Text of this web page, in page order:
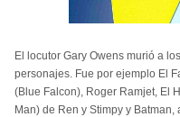
El locutor Gary Owens murió a
personajes. Fue por ejemplo El
(Blue Falcon), Roger Ramjet, El
Man) de Ren y Stimpy y